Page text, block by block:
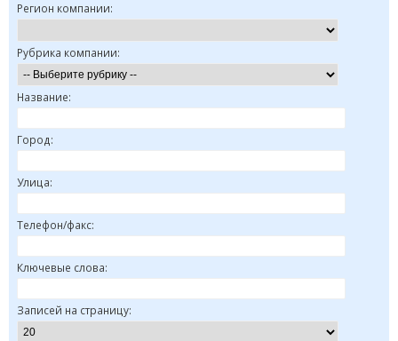
Регион компании:
Рубрика компании:
Название:
Город:
Улица:
Телефон/факс:
Ключевые слова:
Записей на страницу: